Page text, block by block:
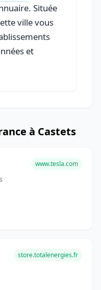
Située
ville vous
et
à Castets
www.tesla.com
store.totalenergies.fr